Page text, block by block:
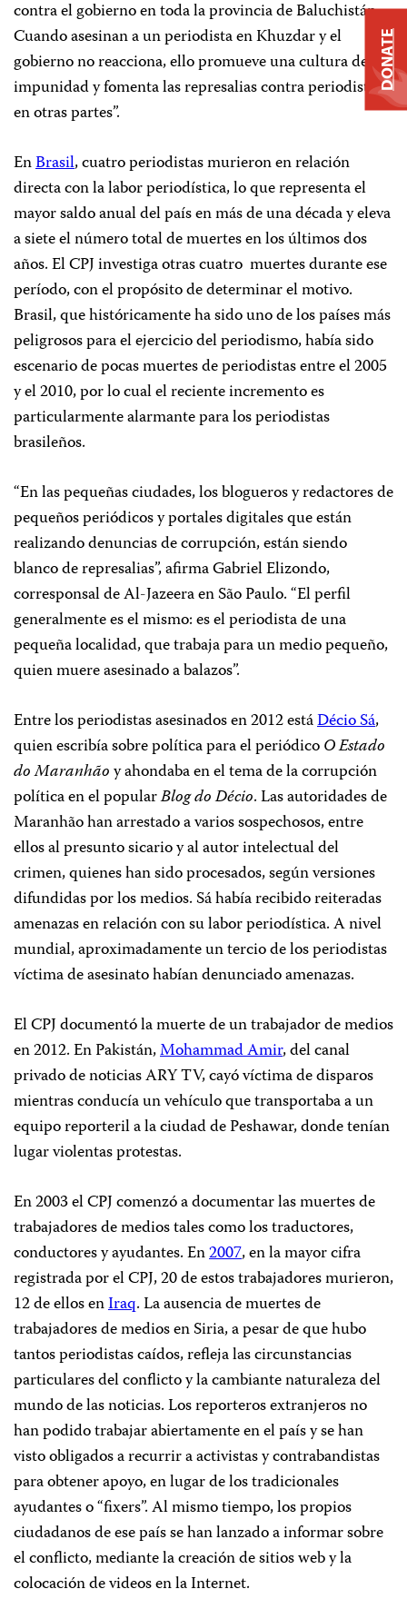
contra el gobierno en toda la provincia de Baluchistán.
Cuando asesinan a un periodista en Khuzdar y el
gobierno no reacciona, ello promueve una cultura de
impunidad y fomenta las represalias contra periodistas
en otras partes”.
EnBrasil, cuatro periodistas murieron en relación
directa con la labor periodística, lo que representa el
mayor saldo anual del país en más de una década y eleva
a siete el número total de muertes en los últimos dos
años. El CPJ investiga otras cuatro muertes durante ese
período, con el propósito de determinar el motivo.
Brasil, que históricamente ha sido uno de los países más
peligrosos para el ejercicio del periodismo, había sido
escenario de pocas muertes de periodistas entre el 2005
y el 2010, por lo cual el reciente incremento es
particularmente alarmante para los periodistas
brasileños.
“En las pequeñas ciudades, los blogueros y redactores de
pequeños periódicos y portales digitales que están
realizando denuncias de corrupción, están siendo
blanco de represalias”, afirma Gabriel Elizondo,
corresponsal de Al-Jazeera en São Paulo. “El perfil
generalmente es el mismo: es el periodista de una
pequeña localidad, que trabaja para un medio pequeño,
quien muere asesinado a balazos”.
Entre los periodistas asesinados en 2012 estáDécio Sá,
quien escribía sobre política para el periódicoO Estado
do Maranhãoy ahondaba en el tema de la corrupción
política en el popularBlog do Décio. Las autoridades de
Maranhão han arrestado a varios sospechosos, entre
ellos al presunto sicario y al autor intelectual del
crimen, quienes han sido procesados, según versiones
difundidas por los medios. Sá había recibido reiteradas
amenazas en relación con su labor periodística. A nivel
mundial, aproximadamente un tercio de los periodistas
víctima de asesinato habían denunciado amenazas.
El CPJ documentó la muerte de un trabajador de medios
en 2012. En Pakistán,Mohammad Amir, del canal
privado de noticias ARY TV, cayó víctima de disparos
mientras conducía un vehículo que transportaba a un
equipo reporteril a la ciudad de Peshawar, donde tenían
lugar violentas protestas.
En 2003 el CPJ comenzó a documentar las muertes de
trabajadores de medios tales como los traductores,
conductores y ayudantes. En2007, en la mayor cifra
registrada por el CPJ, 20 de estos trabajadores murieron,
12 de ellos enIraq. La ausencia de muertes de
trabajadores de medios en Siria, a pesar de que hubo
tantos periodistas caídos, refleja las circunstancias
particulares del conflicto y la cambiante naturaleza del
mundo de las noticias. Los reporteros extranjeros no
han podido trabajar abiertamente en el país y se han
visto obligados a recurrir a activistas y contrabandistas
para obtener apoyo, en lugar de los tradicionales
ayudantes o “fixers”. Al mismo tiempo, los propios
ciudadanos de ese país se han lanzado a informar sobre
el conflicto, mediante la creación de sitios web y la
colocación de videos en la Internet.
DONATE